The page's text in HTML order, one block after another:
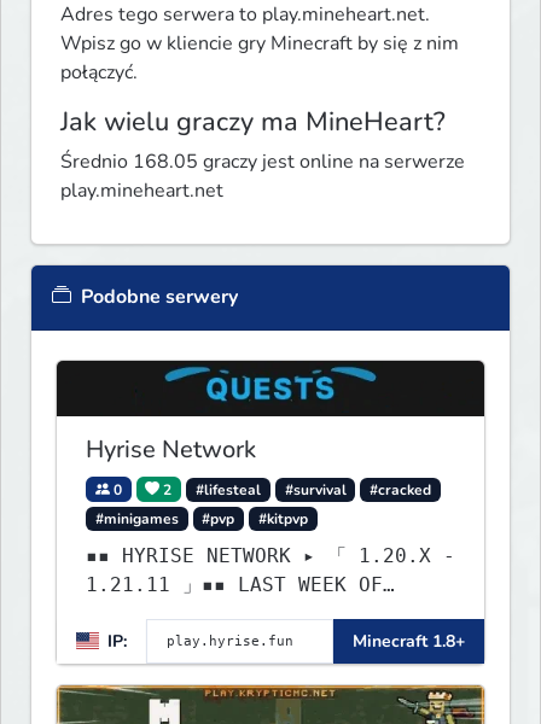
Adres tego serwera to play.mineheart.net.
Wpisz go w kliencie gry Minecraft by się z nim
połączyć.
Jak wielu graczy ma MineHeart?
Średnio 168.05 graczy jest online na serwerze
play.mineheart.net
Podobne serwery
Hyrise Network
0 2 #lifesteal #survival
#cracked
#minigames
#pvp #kitpvp
▪▪ HYRISE NETWORK ▸ 「 1.20.X -
1.21.11 」▪▪ LAST WEEK OF
IP:
Minecraft 1.8+